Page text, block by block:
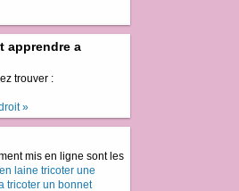
apprendre a
trouver :
»
mis en ligne sont les
laine tricoter une
tricoter un bonnet